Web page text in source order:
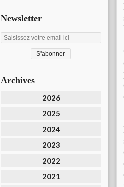
Newsletter
Archives
2026
2025
2024
2023
2022
2021